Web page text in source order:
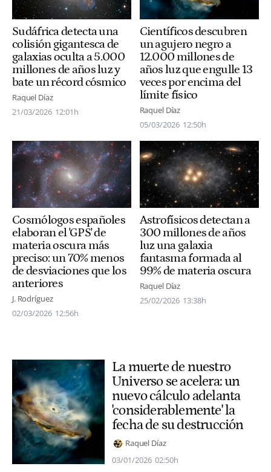
Sudáfrica detecta una
colisión gigantesca de
galaxias oculta a 5.000
millones de años luz y
bate un récord cósmico
Raquel Díaz
21/03/2026 12:01h
Científicos descubren
un agujero negro a
12.000 millones de
años luz que engulle 13
veces por encima del
límite físico
Raquel Díaz
05/03/2026 12:50h
Cosmólogos españoles
elaboran el 'GPS' de
materia oscura más
preciso: un 70% menos
de desviaciones que los
anteriores
J. Rodríguez
02/03/2026 12:56h
Astrofísicos detectan a
300 millones de años
luz una galaxia
fantasma formada al
99% de materia oscura
Raquel Díaz
25/02/2026 13:38h
La muerte de nuestro
Universo se acelera: un
nuevo cálculo adelanta
'considerablemente' la
fecha de su destrucción
Raquel Díaz
03/01/2026 02:50h